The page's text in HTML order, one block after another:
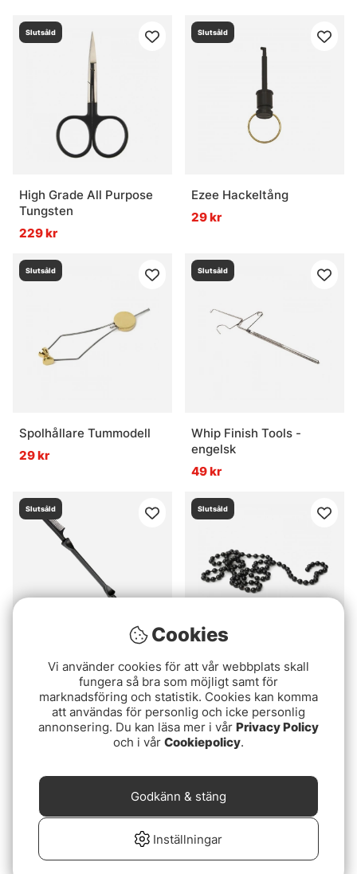
Slutsåld
High Grade All Purpose
Tungsten
229 kr
Slutsåld
Ezee Hackeltång
29 kr
Slutsåld
Spolhållare Tummodell
29 kr
Slutsåld
Whip Finish Tools -
engelsk
49 kr
Slutsåld
Stonfo Dubbing Comb
89 kr
Slutsåld
Kulkätting Svart
79 kr
Slutsåld Slutsåld
Cookies
Vi använder cookies för att vår webbplats skall
fungera så bra som möjligt samt för
marknadsföring och statistik. Cookies kan komma
att användas för personlig och icke personlig
annonsering. Du kan läsa mer i vår Privacy Policy
och i vår Cookiepolicy.
Inställningar
Godkänn & stäng